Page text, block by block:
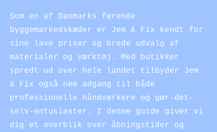
Som en af Danmarks førende
byggemarkedskæder er Jem & Fix kendt for
sine lave priser og brede udvalg af
materialer og værktøj. Med butikker
spredt ud over hele landet tilbyder Jem
& Fix også nem adgang til både
professionelle håndværkere og gør-det-
selv-entusiaster. I denne guide giver vi
dig et overblik over åbningstider og